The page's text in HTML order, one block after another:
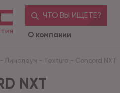
ЧТО ВЫ ИЩЕТЕ?
О компании
- Линолеум - Textura - Concord NXT
NXT